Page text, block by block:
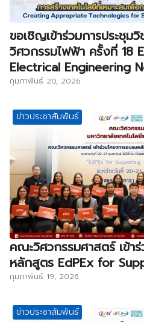
ขอเชิญเข้าร่วมการประชุมวิ
วิศวกรรมไฟฟ้า ครั้งที่ 18
Electrical Engineering
กุมภาพันธ์ 20, 2026
ข่าวประชาสัมพันธ์
คณะวิศวกรรมศาสตร์ เข้า
หลักสูตร EdPEx for
กุมภาพันธ์ 19, 2026
ข่าวประชาสัมพันธ์